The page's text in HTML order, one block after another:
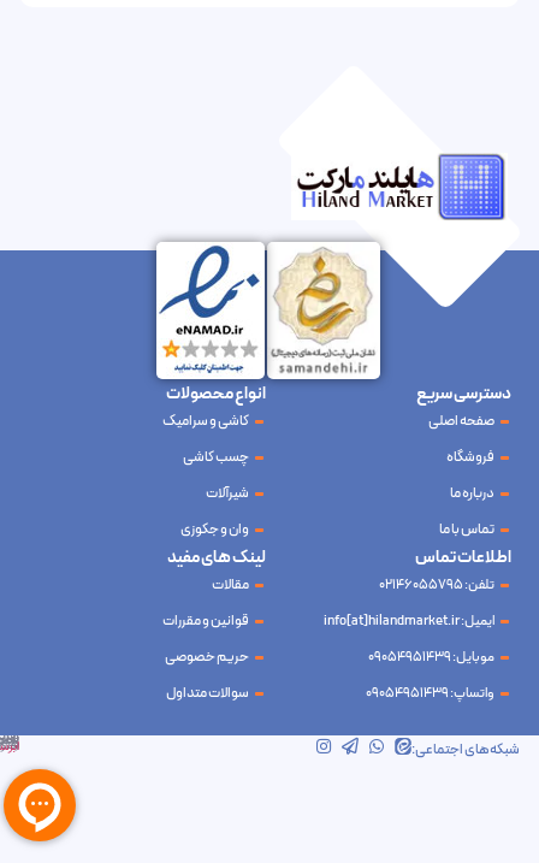
شبکه‌های اجتماعی: شرکت آینده نوین سام آسیا – طراحی و سئو
ابرسرور
دسترسی سریع
صفحه اصلی
فروشگاه
درباره ما
تماس با ما
انواع محصولات
کاشی و سرامیک
چسب کاشی
شیرآلات
وان و جکوزی
لینک های مفید
مقالات
قوانین و مقررات
حریم خصوصی
سوالات متداول
اطلاعات تماس
تلفن: 02146055795
ایمیل: info[at]hilandmarket.ir
موبایل: 09054951439
واتساپ: 09054951439